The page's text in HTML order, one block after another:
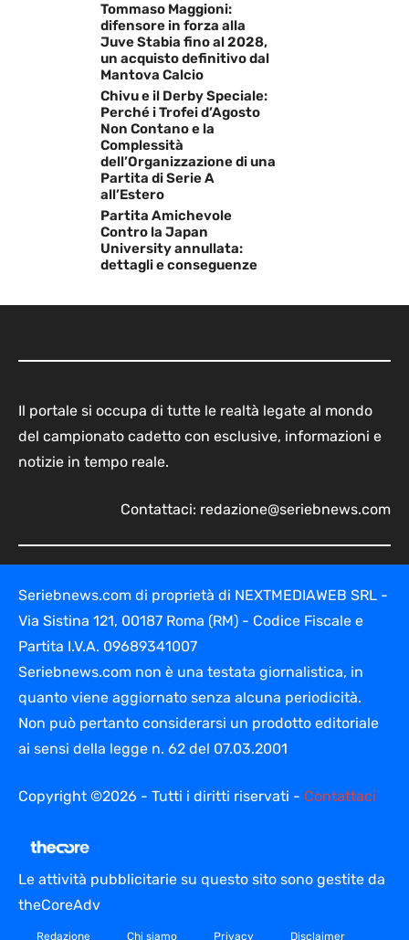
Tommaso Maggioni:
difensore in forza alla
Juve Stabia fino al 2028,
un acquisto definitivo dal
Mantova Calcio
Chivu e il Derby Speciale:
Perché i Trofei d’Agosto
Non Contano e la
Complessità
dell’Organizzazione di una
Partita di Serie A
all’Estero
Partita Amichevole
Contro la Japan
University annullata:
dettagli e conseguenze
Il portale si occupa di tutte le realtà legate al mondo
del campionato cadetto con esclusive, informazioni e
notizie in tempo reale.
Contattaci: redazione@seriebnews.com
Seriebnews.com di proprietà di NEXTMEDIAWEB SRL -
Via Sistina 121, 00187 Roma (RM) - Codice Fiscale e
Partita I.V.A. 09689341007
Seriebnews.com non è una testata giornalistica, in
quanto viene aggiornato senza alcuna periodicità.
Non può pertanto considerarsi un prodotto editoriale
ai sensi della legge n. 62 del 07.03.2001
Copyright ©2026 - Tutti i diritti riservati - Contattaci
Le attività pubblicitarie su questo sito sono gestite da
theCoreAdv
Redazione Chi siamo Privacy Disclaimer